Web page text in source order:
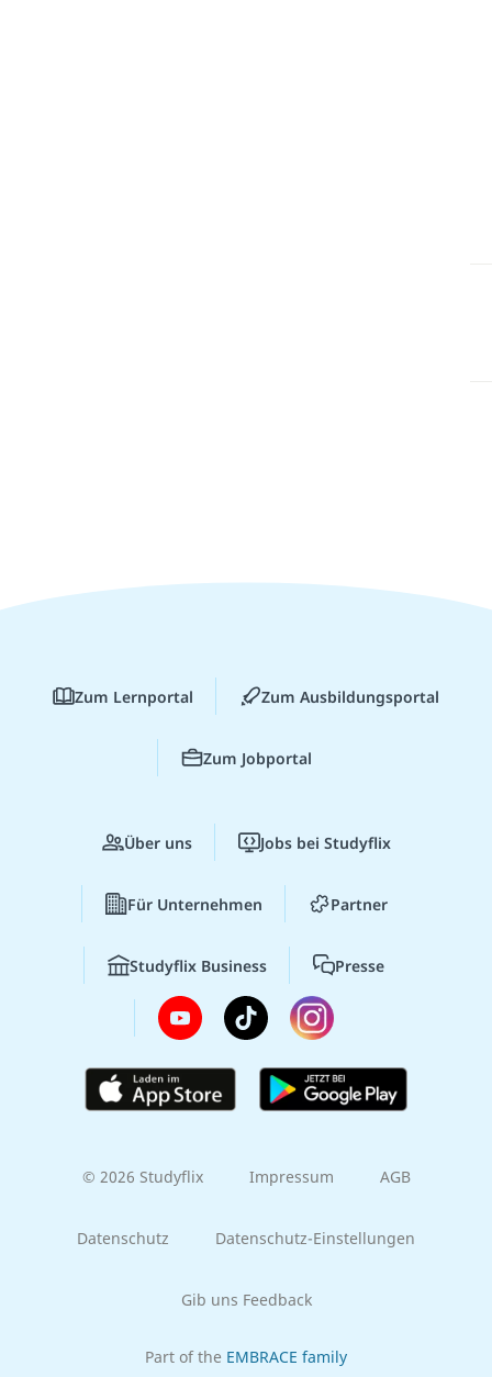
Zum Lernportal Zum Ausbildungsportal
Zum Jobportal
Über uns Jobs bei Studyflix
Für Unternehmen Partner
Studyflix Business Presse
© 2026 Studyflix Impressum AGB
Datenschutz Datenschutz-Einstellungen
Gib uns Feedback
Part of the EMBRACE family